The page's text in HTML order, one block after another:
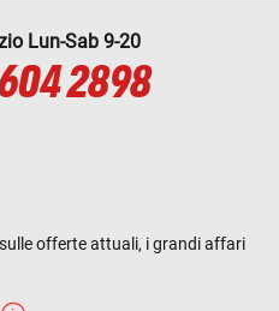
Lun-Sab 9-20
2898
offerte attuali, i grandi affari